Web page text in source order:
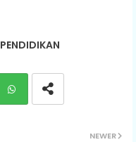
PENDIDIKAN
NEWER